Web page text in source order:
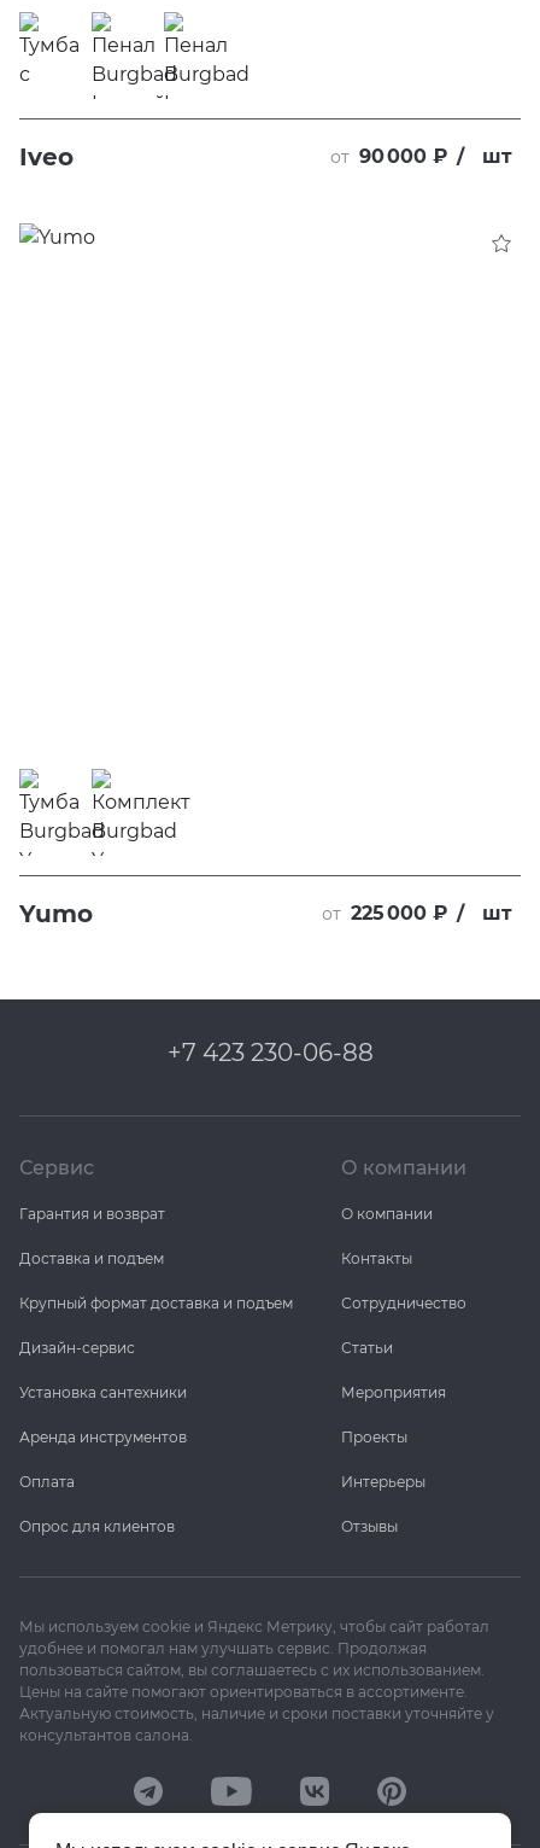
Iveo от 90 000 ₽ / шт
Yumo от 225 000 ₽ / шт
+7 423 230-06-88
Сервис
Гарантия и возврат
Доставка и подъем
Крупный формат доставка и подъем
Дизайн-сервис
Установка сантехники
Аренда инструментов
Оплата
Опрос для клиентов
О компании
О компании
Контакты
Сотрудничество
Статьи
Мероприятия
Проекты
Интерьеры
Отзывы
Мы используем cookie и Яндекс Метрику, чтобы сайт работал
удобнее и помогал нам улучшать сервис. Продолжая
пользоваться сайтом, вы соглашаетесь с их использованием.
Цены на сайте помогают ориентироваться в ассортименте.
Актуальную стоимость, наличие и сроки поставки уточняйте у
консультантов салона.